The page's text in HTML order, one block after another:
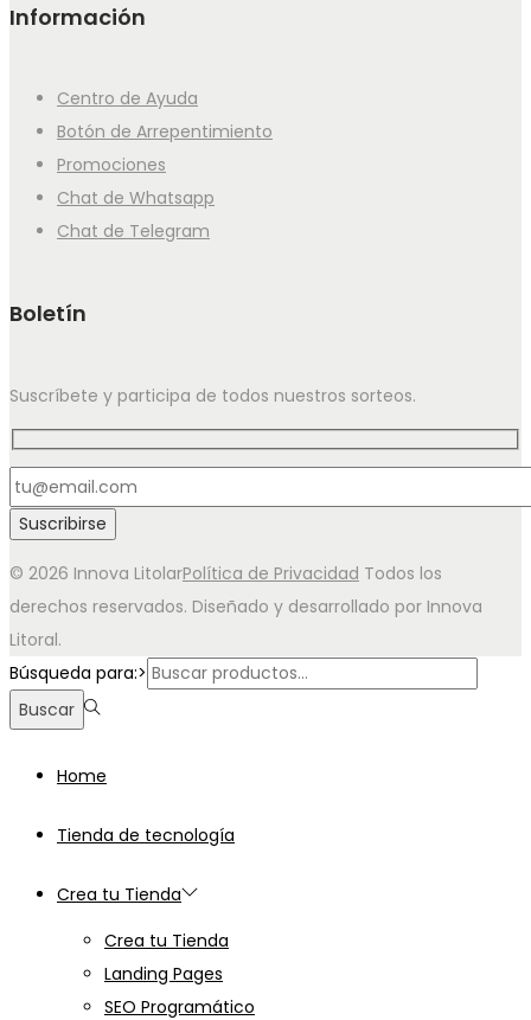
Información
Centro de Ayuda
Botón de Arrepentimiento
Promociones
Chat de Whatsapp
Chat de Telegram
Boletín
Suscríbete y participa de todos nuestros sorteos.
© 2026 Innova LitolarPolítica de Privacidad Todos los
derechos reservados. Diseñado y desarrollado por Innova
Litoral.
Búsqueda para:>
Buscar
Home
Tienda de tecnología
Crea tu Tienda
Crea tu Tienda
Landing Pages
SEO Programático